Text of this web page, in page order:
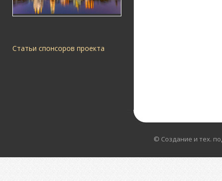
Статьи спонсоров проекта
© Создание и тех.